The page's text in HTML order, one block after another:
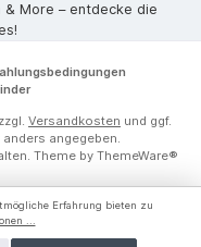
& More – entdecke die
Versandkosten und ggf.
angegeben.
Theme by ThemeWare®
Erfahrung bieten zu
...